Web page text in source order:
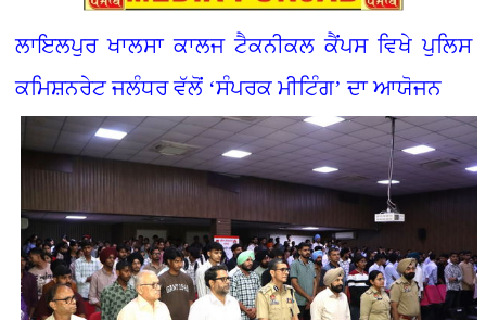
ਲਾਇਲਪੁਰ ਖਾਲਸਾ ਕਾਲਜ ਟੈਕਨੀਕਲ ਕੈਂਪਸ ਵਿਖੇ ਪੁਲਿਸ
ਕਮਿਸ਼ਨਰੇਟ ਜਲੰਧਰ ਵੱਲੋਂ ‘ਸੰਪਰਕ ਮੀਟਿੰਗ’ ਦਾ ਆਯੋਜਨ